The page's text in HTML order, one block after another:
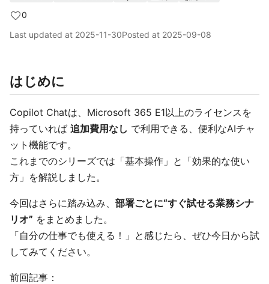
0
Last updated at 2025-11-30Posted at 2025-09-08
はじめに
Copilot Chatは、Microsoft 365 E1以上のライセンスを
持っていれば 追加費用なし で利用できる、便利なAIチャ
ット機能です。
これまでのシリーズでは「基本操作」と「効果的な使い
方」を解説しました。
今回はさらに踏み込み、 部署ごとに“すぐ試せる業務シナ
リオ” をまとめました。
「自分の仕事でも使える！」と感じたら、ぜひ今日から試
してみてください。
前回記事：